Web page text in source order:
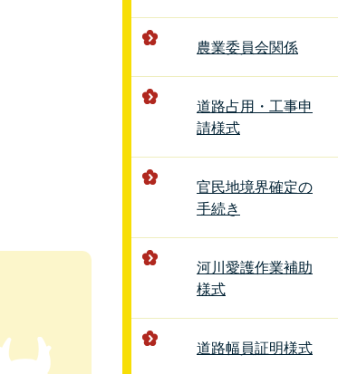
農業委員会関係
道路占用・工事申
請様式
官民地境界確定の
手続き
河川愛護作業補助
様式
道路幅員証明様式